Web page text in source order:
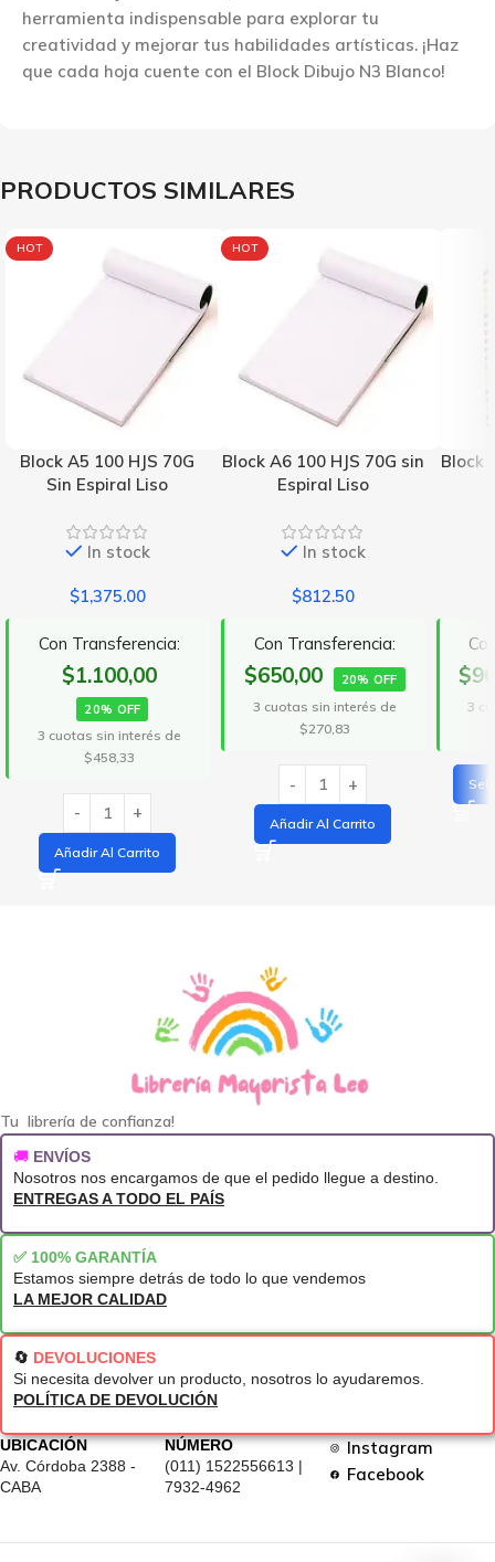
herramienta indispensable para explorar tu
creatividad y mejorar tus habilidades artísticas. ¡Haz
que cada hoja cuente con el Block Dibujo N3 Blanco!
PRODUCTOS SIMILARES
HOT
Block A5 100 HJS 70G
Sin Espiral Liso
In stock
$1,375.00
Con Transferencia:
$1.100,00
20% OFF
3 cuotas sin interés de
$458,33
Añadir Al Carrito
HOT
Block A6 100 HJS 70G sin
Espiral Liso
In stock
$812.50
Con Transferencia:
$650,00 20% OFF
3 cuotas sin interés de
$270,83
Añadir Al Carrito
Block
3
Tu librería de confianza!
🚚 ENVÍOS
Nosotros nos encargamos de que el pedido llegue a destino.
ENTREGAS A TODO EL PAÍS
✅ 100% GARANTÍA
Estamos siempre detrás de todo lo que vendemos
LA MEJOR CALIDAD
🔄 DEVOLUCIONES
Si necesita devolver un producto, nosotros lo ayudaremos.
POLÍTICA DE DEVOLUCIÓN
UBICACIÓN
Av. Córdoba 2388 -
CABA
NÚMERO
(011) 1522556613 |
7932-4962
Instagram
Facebook